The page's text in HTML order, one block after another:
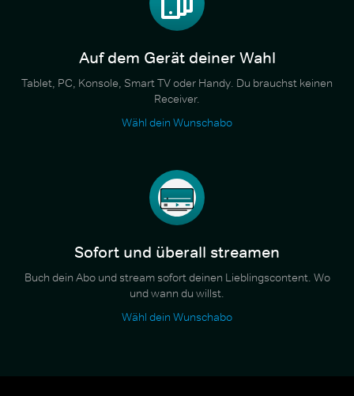
Auf dem Gerät deiner Wahl
Tablet, PC, Konsole, Smart TV oder Handy. Du brauchst keinen
Receiver.
Wähl dein Wunschabo
Sofort und überall streamen
Buch dein Abo und stream sofort deinen Lieblingscontent. Wo
und wann du willst.
Wähl dein Wunschabo